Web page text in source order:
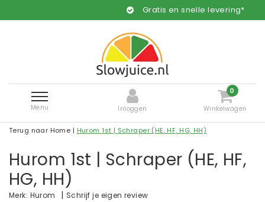
Gratis en snelle levering*
Menu Inloggen
0
Winkelwagen
Terug naar Home | Hurom 1st | Schraper (HE, HF, HG, HH)
Hurom 1st | Schraper (HE, HF,
HG, HH)
Merk: Hurom | Schrijf je eigen review